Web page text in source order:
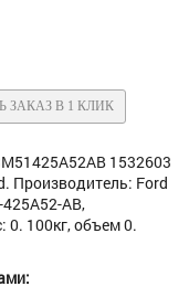
ЗАКАЗ В 1 КЛИК
1532603
Производитель: Ford
AB,
0. 100кг, объем 0.